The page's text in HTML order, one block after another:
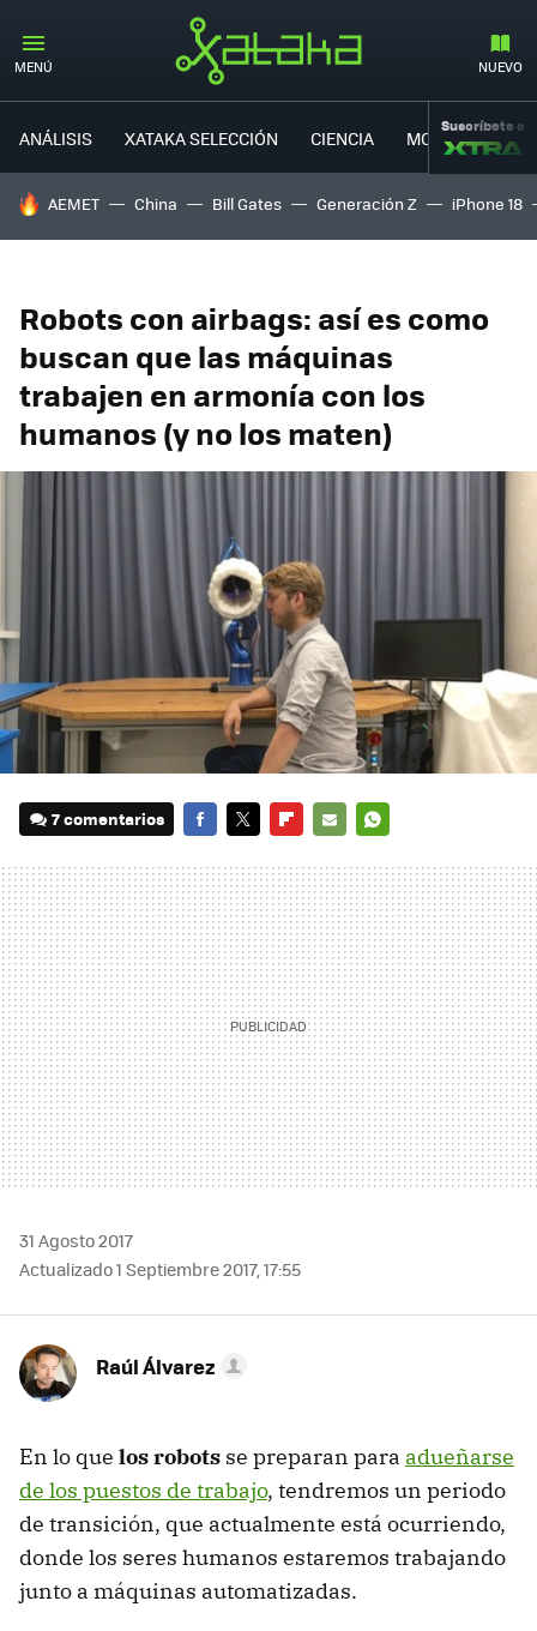
MENÚ NUEVO
ANÁLISIS XATAKA SELECCIÓN CIENCIA MOVILIDAD
Suscríbete a
HOY SE HABLA DE
AEMET China Bill Gates Generación Z iPhone 18
Robots con airbags: así es como
buscan que las máquinas
trabajen en armonía con los
humanos (y no los maten)
7 comentarios
MAIL
31 Agosto 2017
Actualizado 1 Septiembre 2017, 17:55
Raúl Álvarez
En lo que los robots se preparan para adueñarse
de los puestos de trabajo, tendremos un periodo
de transición, que actualmente está ocurriendo,
donde los seres humanos estaremos trabajando
junto a máquinas automatizadas.